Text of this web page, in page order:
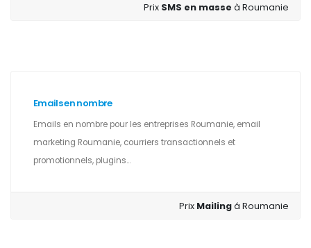
Prix SMS en masseà Roumanie
Emails en nombre
Emails en nombre pour les entreprises Roumanie, email
marketing Roumanie, courriers transactionnels et
promotionnels, plugins...
Prix Mailingá Roumanie